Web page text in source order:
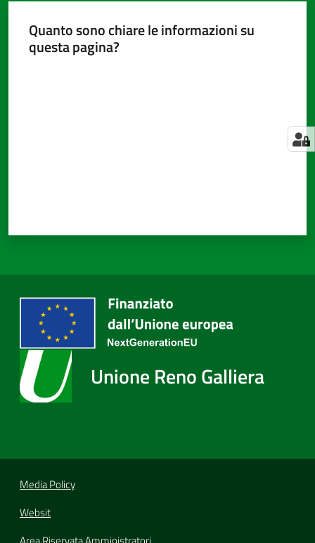
Tutti
argomenti...
Quanto sono chiare le informazioni su
questa pagina?
Unione Reno Galliera
Media Policy
Websit